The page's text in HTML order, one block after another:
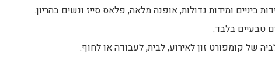
ביניים ומידות גדולות, אופנה מלאה, פלאס סייז ונשים בהריון.
של קומפורט זון לאירוע, לבית, לעבודה או לחוף.